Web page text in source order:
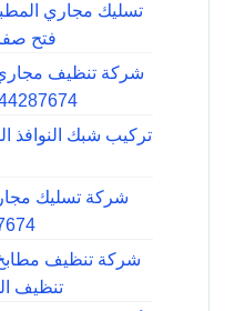
فتح
شركة تنظيف مجاري
0544287674
شركة تسليك
تنظيف